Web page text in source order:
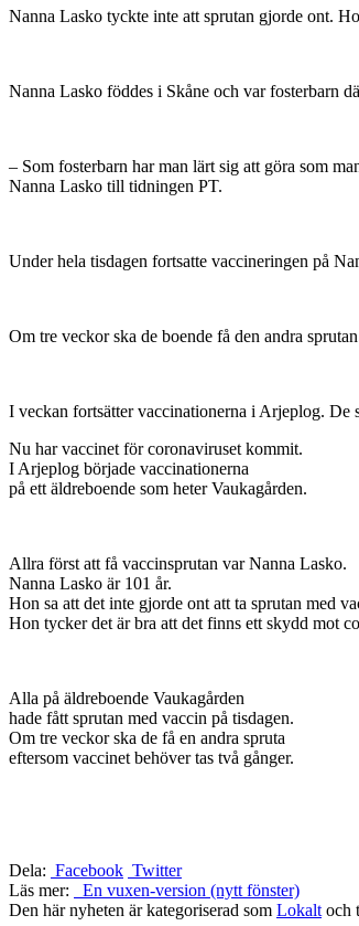
Nanna Lasko tyckte inte att sprutan gjorde ont.
Nanna Lasko föddes i Skåne och var fosterbarn
– Som fosterbarn har man lärt sig att göra som
Nanna Lasko till tidningen PT.
Under hela tisdagen fortsatte vaccineringen på
Om tre veckor ska de boende få den andra
I veckan fortsätter vaccinationerna i Arjeplog. De
Nu har vaccinet för coronaviruset kommit.
I Arjeplog började vaccinationerna
på ett äldreboende som heter Vaukagården.
Allra först att få vaccinsprutan var Nanna Lasko.
Nanna Lasko är 101 år.
Hon sa att det inte gjorde ont att ta sprutan med
Hon tycker det är bra att det finns ett skydd mot
Alla på äldreboende Vaukagården
hade fått sprutan med vaccin på tisdagen.
Om tre veckor ska de få en andra spruta
eftersom vaccinet behöver tas två gånger.
Dela: Facebook Twitter
Läs mer:
En vuxen-version (nytt fönster)
Den här nyheten är kategoriserad som Lokalt och